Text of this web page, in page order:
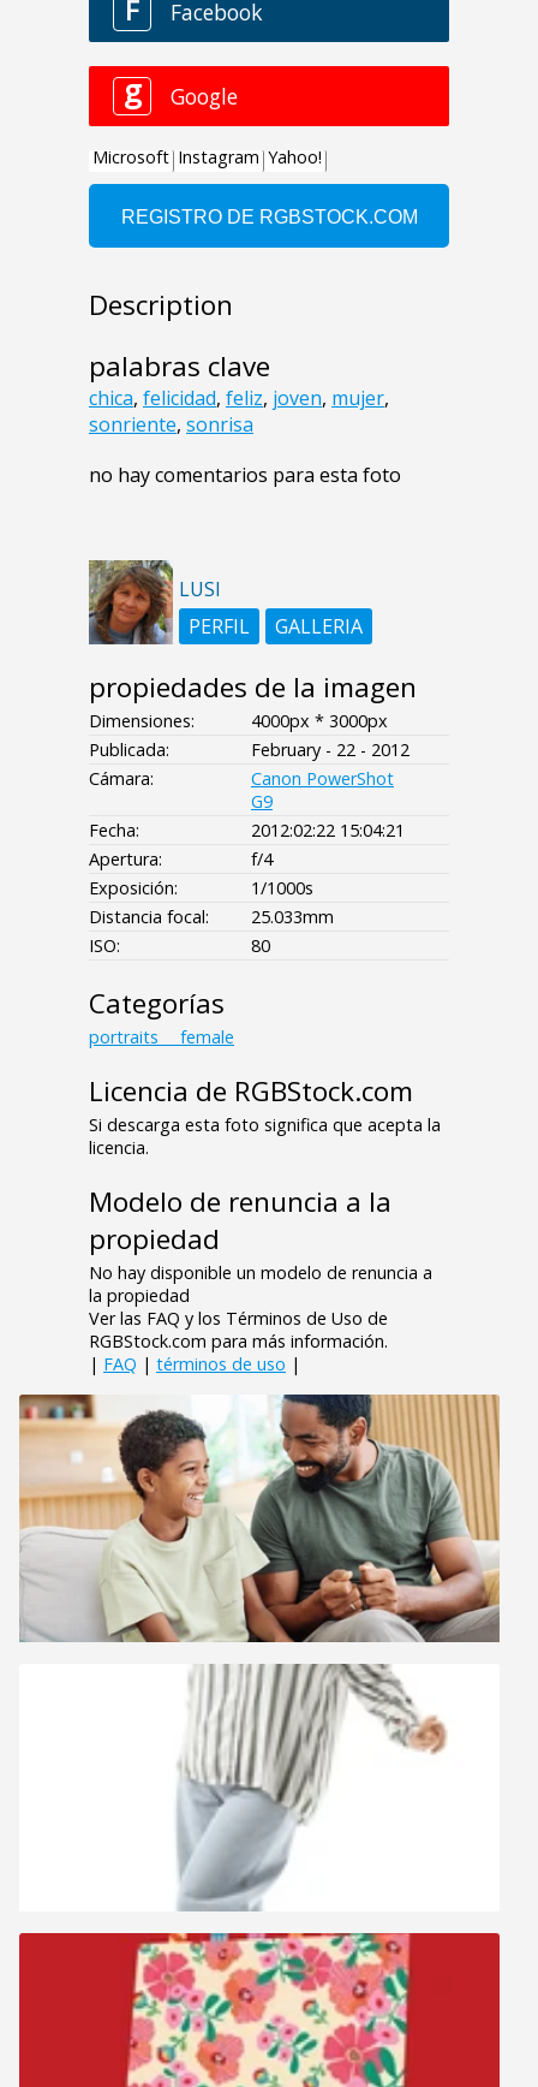
Description
palabras clave
chica, felicidad, feliz, joven, mujer,
sonriente, sonrisa
no hay comentarios para esta foto
LUSI
PERFIL
GALLERIA
propiedades de la imagen
Dimensiones:
4000px * 3000px
Publicada:
February - 22 - 2012
Cámara:
Canon PowerShot
G9
Fecha:
2012:02:22 15:04:21
Apertura:
f/4
Exposición:
1/1000s
Distancia focal:
25.033mm
ISO:
80
Categorías
portraits___female
Licencia de RGBStock.com
Si descarga esta foto significa que acepta la
licencia.
Modelo de renuncia a la
propiedad
No hay disponible un modelo de renuncia a
la propiedad
Ver las FAQ y los Términos de Uso de
RGBStock.com para más información.
| FAQ | términos de uso |